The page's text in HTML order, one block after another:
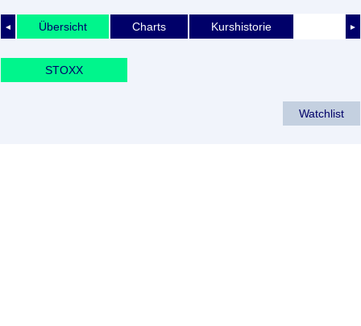
◄ ►
Übersicht Charts Kurshistorie
STOXX
Watchlist